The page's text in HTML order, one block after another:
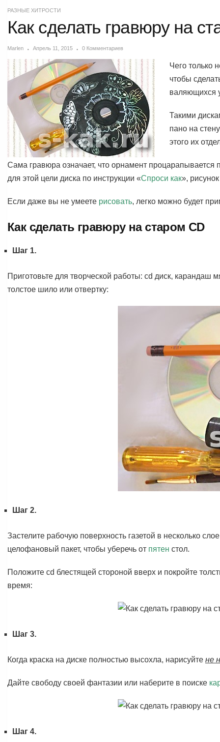
РАЗНЫЕ ХИТРОСТИ
Как сделать гравюру на
Marlen Апрель 11, 2015 0 Комментариев
Чего только
чтобы
валяющихся
Такими
пано на
этого их
Сама гравюра означает, что орнамент процарапывается
для этой цели диска по инструкции «Спроси как»,
Если даже вы не умеете рисовать, легко можно будет
Как сделать гравюру на старом CD
Шаг 1.
Приготовьте для творческой работы: cd диск, карандаш
толстое шило или отвертку:
Шаг 2.
Застелите рабочую поверхность газетой в несколько
целофановый пакет, чтобы уберечь от пятен стол.
Положите cd блестящей стороной вверх и покройте
время:
Шаг 3.
Когда краска на диске полностью высохла, нарисуйте не
Дайте свободу своей фантазии или наберите в поиске
Шаг 4.